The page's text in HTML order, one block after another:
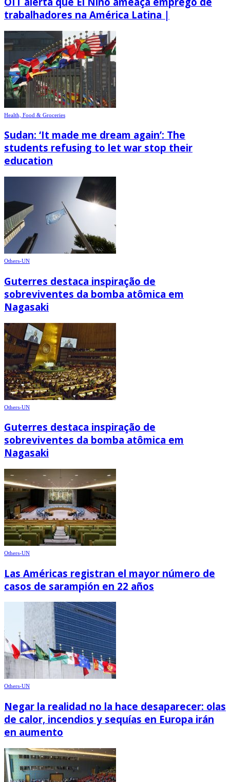
trabalhadores na América Latina |
Health, Food & Groceries
Sudan: ‘It made me dream again’: The
students refusing to let war stop their
education
Others-UN
Guterres destaca inspiração de
sobreviventes da bomba atômica em
Nagasaki
Others-UN
Guterres destaca inspiração de
sobreviventes da bomba atômica em
Nagasaki
Others-UN
Las Américas registran el mayor número de
casos de sarampión en 22 años
Others-UN
Negar la realidad no la hace desaparecer: olas
de calor, incendios y sequías en Europa irán
en aumento